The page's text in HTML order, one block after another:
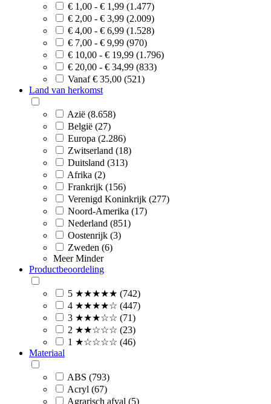
€ 1,00 - € 1,99 (1.477)
€ 2,00 - € 3,99 (2.009)
€ 4,00 - € 6,99 (1.528)
€ 7,00 - € 9,99 (970)
€ 10,00 - € 19,99 (1.796)
€ 20,00 - € 34,99 (833)
Vanaf € 35,00 (521)
Land van herkomst
Azië (8.658)
België (27)
Europa (2.286)
Zwitserland (18)
Duitsland (313)
Afrika (2)
Frankrijk (156)
Verenigd Koninkrijk (277)
Noord-Amerika (17)
Nederland (851)
Oostenrijk (3)
Zweden (6)
Meer Minder
Productbeoordeling
5 ★★★★★ (742)
4 ★★★★☆ (447)
3 ★★★☆☆ (71)
2 ★★☆☆☆ (23)
1 ★☆☆☆☆ (46)
Materiaal
ABS (793)
Acryl (67)
Agrarisch afval (5)